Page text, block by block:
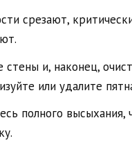
срезают,
стены и, наконец,
или удалите
полного высыхания,